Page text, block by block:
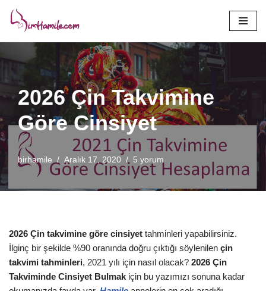
İçeriğe
2026 Çin Takvimine
Göre Cinsiyet
birhamile Aralık 17, 2020 5 yorum
2026 Çin takvimine göre cinsiyet tahminleri yapabilirsiniz.
İlginç bir şekilde %90 oranında doğru çıktığı söylenilen çin
takvimi tahminleri, 2021 yılı için nasıl olacak? 2026 Çin
Takviminde Cinsiyet Bulmak için bu yazımızı sonuna kadar